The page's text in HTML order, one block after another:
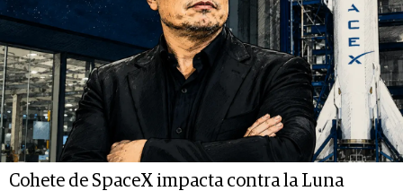
Cohete de SpaceX impacta contra la Luna